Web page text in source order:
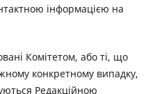
інформацією на
Комітетом, або ті, що
конкретному випадку,
Редакційною